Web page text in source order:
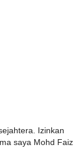
Izinkan
saya Mohd Faiz